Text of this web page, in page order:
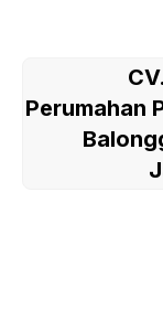
Perumahan